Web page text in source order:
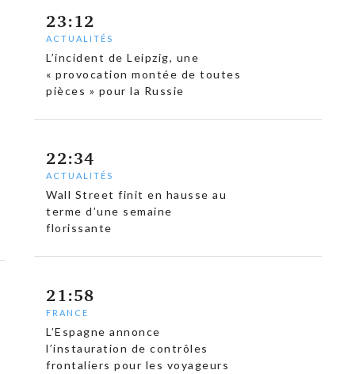
23:12
ACTUALITÉS
L’incident de Leipzig, une
« provocation montée de toutes
pièces » pour la Russie
22:34
ACTUALITÉS
Wall Street finit en hausse au
terme d’une semaine
florissante
21:58
FRANCE
L’Espagne annonce
l’instauration de contrôles
frontaliers pour les voyageurs